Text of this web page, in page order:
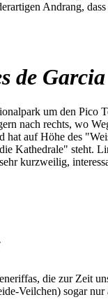
Andrang,
de Garcia
um den Pico
nach rechts, wo
hat auf Höhe des
Kathedrale" steht.
kurzweilig,
die zur Zeit
Veilchen) sogar